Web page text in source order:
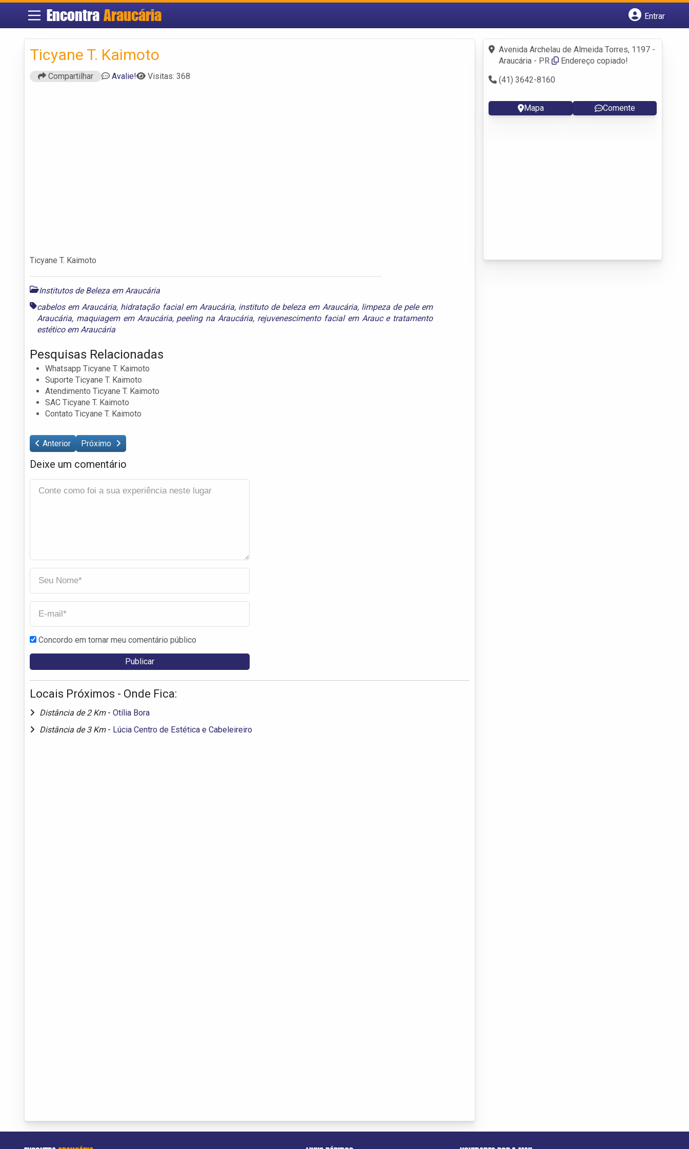
Encontra Araucária
Entrar
Fazer login
Criar conta
Ticyane T. Kaimoto
Compartilhar Avalie! Visitas: 368
Ticyane T. Kaimoto
Institutos de Beleza em Araucária
cabelos em Araucária, hidratação facial em Araucária, instituto de beleza em Araucária, limpeza de pele em
Araucária, maquiagem em Araucária, peeling na Araucária, rejuvenescimento facial em Arauce tratamento
estético em Araucária
Pesquisas Relacionadas
Whatsapp Ticyane T. Kaimoto
Suporte Ticyane T. Kaimoto
Atendimento Ticyane T. Kaimoto
SAC Ticyane T. Kaimoto
Contato Ticyane T. Kaimoto
Anterior Próximo
Deixe um comentário
Concordo em tornar meu comentário público
Locais Próximos - Onde Fica:
Distância de 2 Km - Otília Bora
Distância de 3 Km - Lúcia Centro de Estética e Cabeleireiro
Avenida Archelau de Almeida Torres, 1197 -
Araucária - PR
Endereço copiado!
(41) 3642-8160
Mapa Comente